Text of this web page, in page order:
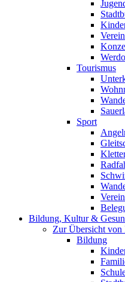
Tourismus
Sport
Bildung, Kultur &
Zur Übersicht
Bildung